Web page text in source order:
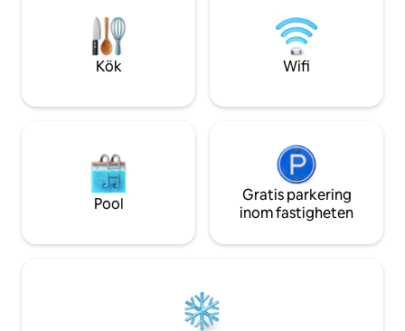
på solnedgången - du kommer aldrig att
glömma ögonblicket. Detta hus är en del
av en liten familjeägd resort, där det
finns en restaurang som heter Magma,
uppvärmd pool. Kom och lev en dröm...
tillräckligt långt
kännas som din
Kök Wifi
Pool
Gratis parkering
inom fastigheten